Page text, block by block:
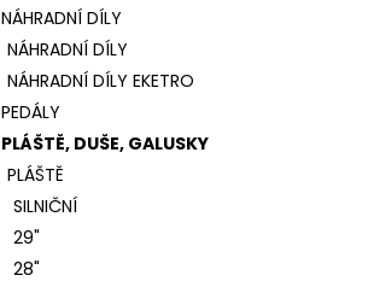
NÁHRADNÍ DÍLY
NÁHRADNÍ DÍLY
NÁHRADNÍ DÍLY EKETRO
PEDÁLY
PLÁŠTĚ, DUŠE, GALUSKY
PLÁŠTĚ
SILNIČNÍ
29"
28"